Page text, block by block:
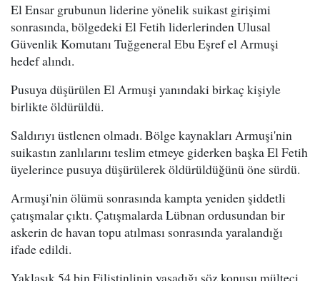
El Ensar grubunun liderine yönelik suikast girişimi
sonrasında, bölgedeki El Fetih liderlerinden Ulusal
Güvenlik Komutanı Tuğgeneral Ebu Eşref el Armuşi
hedef alındı.
Pusuya düşürülen El Armuşi yanındaki birkaç kişiyle
birlikte öldürüldü.
Saldırıyı üstlenen olmadı. Bölge kaynakları Armuşi'nin
suikastın zanlılarını teslim etmeye giderken başka El Fetih
üyelerince pusuya düşürülerek öldürüldüğünü öne sürdü.
Armuşi'nin ölümü sonrasında kampta yeniden şiddetli
çatışmalar çıktı. Çatışmalarda Lübnan ordusundan bir
askerin de havan topu atılması sonrasında yaralandığı
ifade edildi.
Yaklaşık 54 bin Filistinlinin yaşadığı söz konusu mülteci